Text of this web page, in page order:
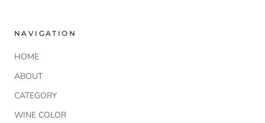
NAVIGATION
HOME
ABOUT
CATEGORY
WINE COLOR